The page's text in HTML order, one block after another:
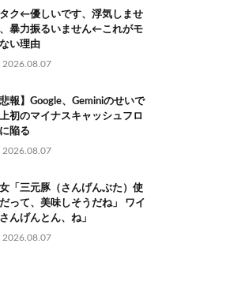
ク←優しいです、浮気しませ
暴力振るいません←これがモ
い理由
2026.08.07
悲報】Google、Geminiのせいで
初のマイナスキャッシュフロ
陥る
2026.08.07
「三元豚（さんげんぶた）使
って、美味しそうだね」 ワイ
さんげんとん、ね」
2026.08.07